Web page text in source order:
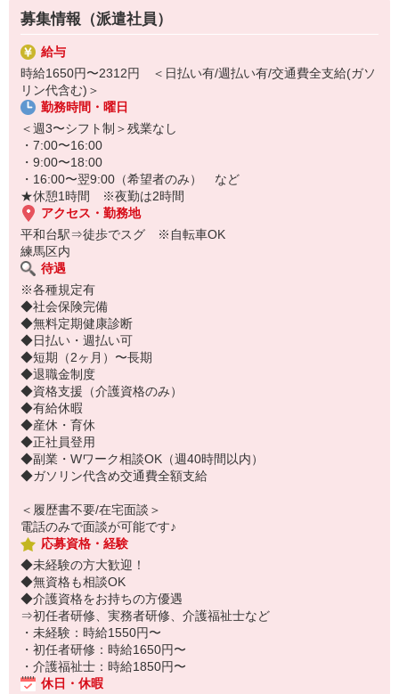
・生活相談やお話の相手 など
元コンビニ店員・アパレル販売・ホテルのフロントスタッフなど、
安定の医療福祉業界で働きたくて転職し、接客経験を活かして活躍
中のスタッフ多数。
お元気な入居者様が多く、スケジュールにもゆとりがあるため、バ
タバタせずに自分のペースで落ち着いて働けます♪
「安定した業界で長く働きたい」
「人と関わる仕事をしたい」
そんな方におすすめです！
ぜひ、お気軽にご応募ください♪
募集情報（派遣社員）
給与
時給1650円〜2312円 ＜日払い有/週払い有/交通費全支給(ガソ
リン代含む)＞
勤務時間・曜日
＜週3〜シフト制＞残業なし
・7:00〜16:00
・9:00〜18:00
・16:00〜翌9:00（希望者のみ） など
★休憩1時間 ※夜勤は2時間
アクセス・勤務地
平和台駅⇒徒歩でスグ ※自転車OK
練馬区内
待遇
※各種規定有
◆社会保険完備
◆無料定期健康診断
◆日払い・週払い可
◆短期（2ヶ月）〜長期
◆退職金制度
◆資格支援（介護資格のみ）
◆有給休暇
◆産休・育休
◆正社員登用
◆副業・Wワーク相談OK（週40時間以内）
◆ガソリン代含め交通費全額支給
＜履歴書不要/在宅面談＞
電話のみで面談が可能です♪
応募資格・経験
◆未経験の方大歓迎！
◆無資格も相談OK
◆介護資格をお持ちの方優遇
⇒初任者研修、実務者研修、介護福祉士など
・未経験：時給1550円〜
・初任者研修：時給1650円〜
・介護福祉士：時給1850円〜
休日・休暇